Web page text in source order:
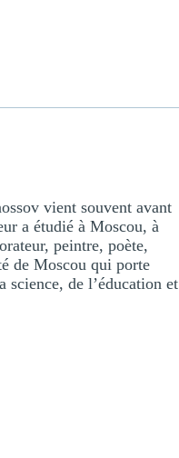
vient souvent avant
a étudié à Moscou, à
peintre, poète,
de Moscou qui porte
science, de l’éducation et